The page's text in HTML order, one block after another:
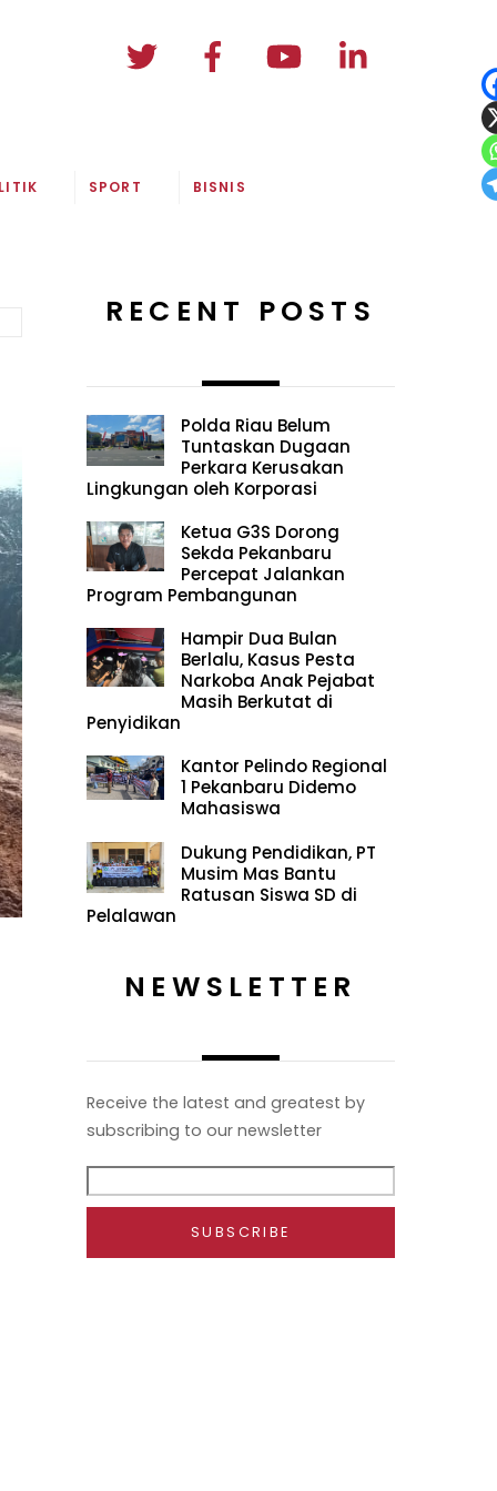
SPORT BISNIS
RECENT POSTS
Polda Riau Belum
Tuntaskan Dugaan
Perkara Kerusakan
Lingkungan oleh Korporasi
Ketua G3S Dorong
Sekda Pekanbaru
Percepat Jalankan
Program Pembangunan
Hampir Dua Bulan
Berlalu, Kasus Pesta
Narkoba Anak Pejabat
Masih Berkutat di
Penyidikan
Kantor Pelindo Regional
1 Pekanbaru Didemo
Mahasiswa
Dukung Pendidikan, PT
Musim Mas Bantu
Ratusan Siswa SD di
Pelalawan
NEWSLETTER
Receive the latest and greatest by
subscribing to our newsletter